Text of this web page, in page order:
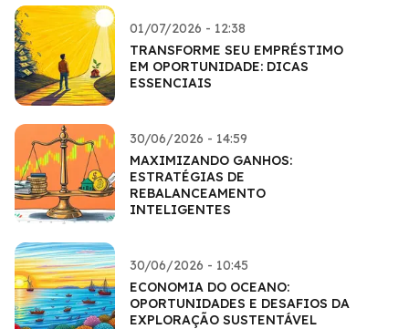
01/07/2026 - 12:38
TRANSFORME SEU EMPRÉSTIMO
EM OPORTUNIDADE: DICAS
ESSENCIAIS
30/06/2026 - 14:59
MAXIMIZANDO GANHOS:
ESTRATÉGIAS DE
REBALANCEAMENTO
INTELIGENTES
30/06/2026 - 10:45
ECONOMIA DO OCEANO:
OPORTUNIDADES E DESAFIOS DA
EXPLORAÇÃO SUSTENTÁVEL